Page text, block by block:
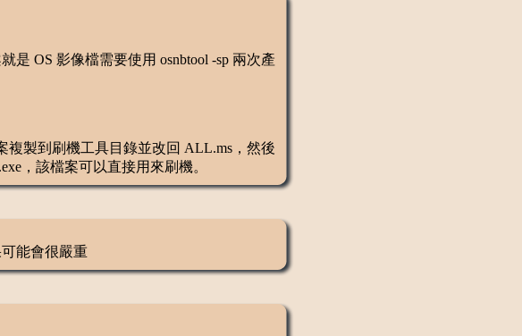
是 OS 影像檔需要使用 osnbtool -sp 兩次產
複製到刷機工具目錄並改回 ALL.ms，然後
，該檔案可以直接用來刷機。
能會很嚴重